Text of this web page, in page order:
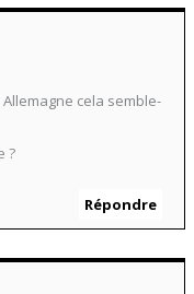
cela semble-
?
Répondre